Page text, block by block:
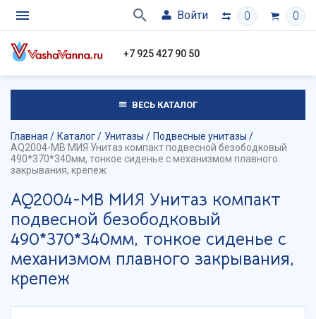
Войти 0 0
+7 925 427 90 50
ВЕСЬ КАТАЛОГ
Главная Каталог Унитазы
Подвесные унитазы
AQ2004-MB МИЯ Унитаз компакт подвесной безободковый
490*370*340мм, тонкое сиденье с механизмом плавного
закрывания, крепеж
AQ2004-MB МИЯ Унитаз компакт
подвесной безободковый
490*370*340мм, тонкое сиденье с
механизмом плавного закрывания,
крепеж